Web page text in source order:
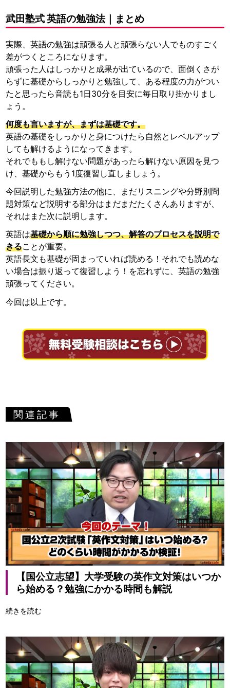
武田塾式 英語の勉強法｜まとめ
実際、英語の勉強は頑張る人と頑張らない人でものすごく
差がつくところになります。
頑張った人はしっかりと成果が出ているので、面倒くさが
らずに基礎からしっかりと勉強して、ある程度の力がつい
たと思ったら音読も1日30分を目安に毎日取り掛かりまし
ょう。
何度も言いますが、まずは基礎です。
英語の基礎をしっかりと身につけたら自然とレベルアップ
しても解けるようになってきます。
それでももし解けない問題があったら解けない原因を見つ
け、基礎からもう1度復習し直しましょう。
今回説明した勉強方法の他に、まだリスニングや分野別問
題対策など説明する部分はまだまだたくさんありますが、
それはまた次に説明します。
英語は基礎から順に勉強しつつ、解答のプロセスを説明で
きることが重要。
英語長文も基礎が固まっていれば読める！それでも読めな
い場合は振り返って復習しよう！を忘れずに、英語の勉強
頑張ってください。
今回は以上です。
関連記事
【国公立志望】大学受験の英作文対策はいつか
ら始める？勉強にかかる時間も解説
続きを読む